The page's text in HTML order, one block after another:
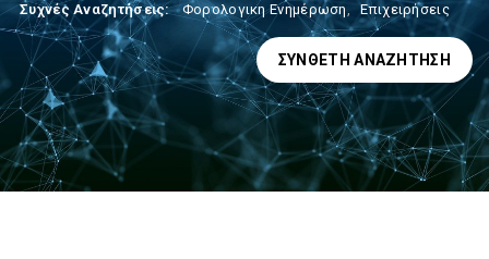
Συχνές Αναζητήσεις: Φορολογικη Ενημέρωση, Επιχειρήσεις
ΣΎΝΘΕΤΗ ΑΝΑΖΉΤΗΣΗ